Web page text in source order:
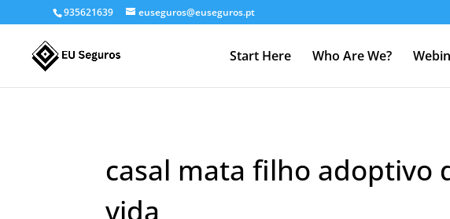
935621639 euseguros@euseguros.pt
Start Here Who Are We?
casal mata filho adoptivo
vida